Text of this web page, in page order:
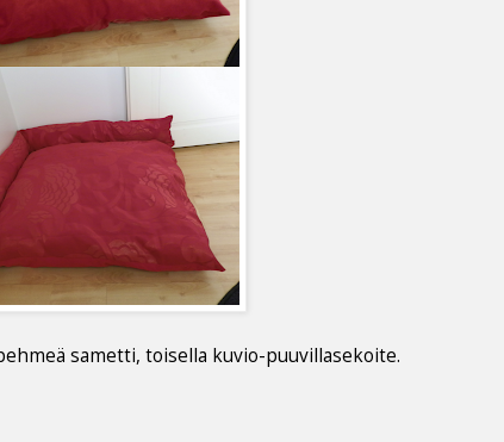
sametti, toisella kuvio-puuvillasekoite.